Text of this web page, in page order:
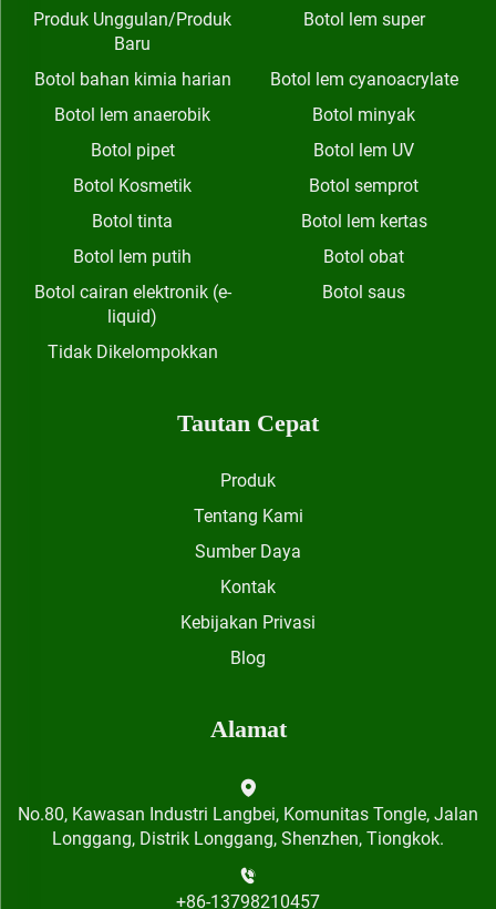
Produk Unggulan/Produk
Baru
Botol lem super
Botol bahan kimia harian
Botol lem cyanoacrylate
Botol lem anaerobik
Botol minyak
Botol pipet
Botol lem UV
Botol Kosmetik
Botol semprot
Botol tinta
Botol lem kertas
Botol lem putih
Botol obat
Botol cairan elektronik (e-
liquid)
Botol saus
Tidak Dikelompokkan
Tautan Cepat
Produk
Tentang Kami
Sumber Daya
Kontak
Kebijakan Privasi
Blog
Alamat
No.80, Kawasan Industri Langbei, Komunitas Tongle, Jalan
Longgang, Distrik Longgang, Shenzhen, Tiongkok.
+86-13798210457